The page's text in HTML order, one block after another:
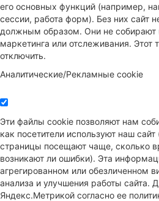
его основных функций (например,
сессии, работа форм). Без них сайт
должным образом. Они не
маркетинга или отслеживания. Этот
отключить.
Аналитические/Рекламные cookie
Эти файлы cookie позволяют нам
как посетители используют наш
страницы посещают чаще, сколько
возникают ли ошибки). Эта
агрегированном или обезличенном
анализа и улучшения работы сайта.
Яндекс.Метрикой согласно ее